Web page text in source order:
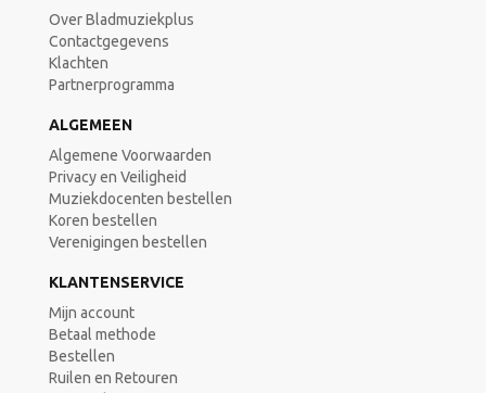
Over Bladmuziekplus
Contactgegevens
Klachten
Partnerprogramma
ALGEMEEN
Algemene Voorwaarden
Privacy en Veiligheid
Muziekdocenten bestellen
Koren bestellen
Verenigingen bestellen
KLANTENSERVICE
Mijn account
Betaal methode
Bestellen
Ruilen en Retouren